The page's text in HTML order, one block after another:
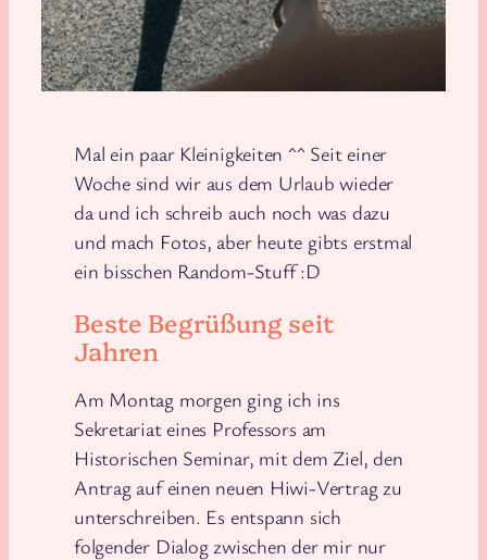
Mal ein paar Kleinigkeiten ^^ Seit einer
Woche sind wir aus dem Urlaub wieder
da und ich schreib auch noch was dazu
und mach Fotos, aber heute gibts erstmal
ein bisschen Random-Stuff :D
Beste Begrüßung seit
Jahren
Am Montag morgen ging ich ins
Sekretariat eines Professors am
Historischen Seminar, mit dem Ziel, den
Antrag auf einen neuen Hiwi-Vertrag zu
unterschreiben. Es entspann sich
folgender Dialog zwischen der mir nur